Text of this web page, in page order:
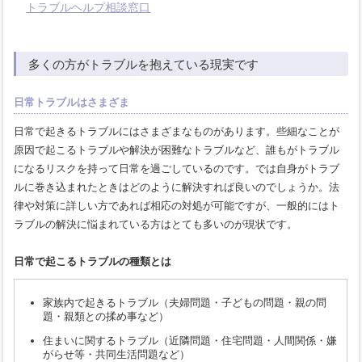
トラブルヘルプ相談窓口
多くの方がトラブルを抱えている現実です
日常トラブルはさまざま
日常で起きるトラブルにはさまざまなものがあります。些細なことが
原因で起こるトラブルや解決が困難なトラブルなど、誰もがトラブル
になるリスクを持って日常を過ごしているのです。では自身がトラブ
ルに巻き込まれたときはどのように解決すれば良いのでしょうか。法
律や対策に詳しい方であれば相応の対処が可能ですが、一般的にはト
ラブルの解決に悩まれている方はとても多いのが現状です。
日常で起こるトラブルの種類とは
家族内で起きるトラブル（夫婦問題・子どもの問題・親の問
題・親類との揉め事など）
住まいに関するトラブル（近隣問題・住宅問題・人間関係・嫌
がらせ等・共同生活問題など）